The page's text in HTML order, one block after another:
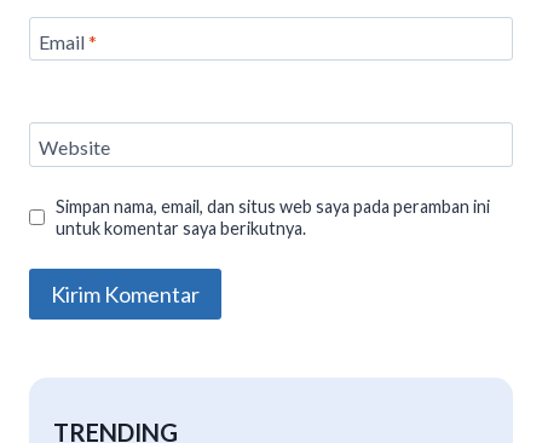
Email*
Website
Simpan nama, email, dan situs web saya pada peramban ini
untuk komentar saya berikutnya.
TRENDING